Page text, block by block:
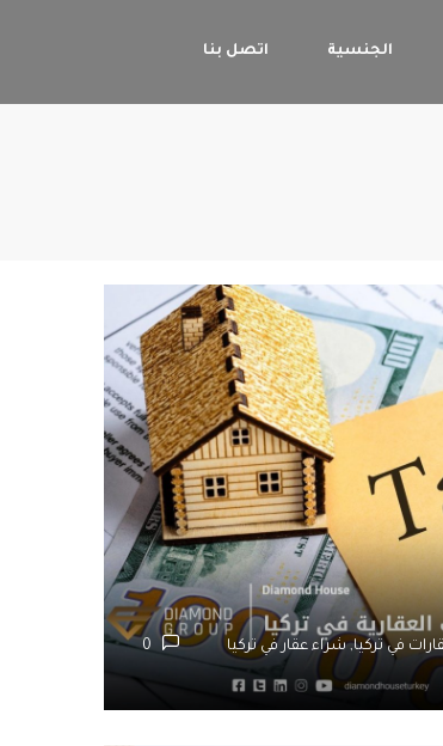
الجنسية اتصل بنا
في تركيا,شراء عقار في تركيا
0